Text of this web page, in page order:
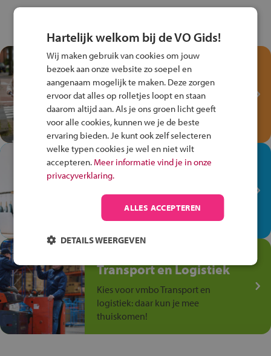
Test je kennis met het
Fiets Veilig
Verkeersspel!
Speel het Fiets Veilig Verkeersspel
en win een Cortina-fiets!
In de winkel ben je op je
plek!
Ontdek via het vmbo jouw talent
op de winkelvloer, waar elke dag
anders is!
Transport en Logistiek
Kies voor vmbo Transport en
logistiek: daar kun je mee
thuiskomen!
Hartelijk welkom bij de VO Gids!
Wij maken gebruik van cookies om jouw
bezoek aan onze website zo soepel en
aangenaam mogelijk te maken. Deze zorgen
ervoor dat alles op rolletjes loopt en staan
daarom altijd aan. Als je ons groen licht geeft
voor alle cookies, kunnen we je de beste
ervaring bieden. Je kunt ook zelf selecteren
welke typen cookies je wel en niet wilt
accepteren. Meer informatie vind je in onze
privacyverklaring.
ALLES ACCEPTEREN
DETAILS WEERGEVEN